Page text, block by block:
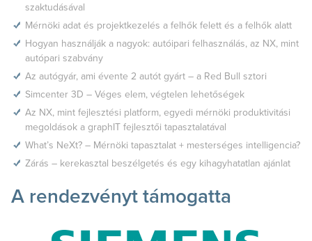
szaktudásával
Mérnöki adat és projektkezelés a felhők felett és a felhők alatt
Hogyan használják a nagyok: autóipari felhasználás, az NX, mint
autópari szabvány
Az autógyár, ami évente 2 autót gyárt – a Red Bull sztori
Simcenter 3D – Véges elem, végtelen lehetőségek
Az NX, mint fejlesztési platform, egyedi mérnöki produktivitási
megoldások a graphIT fejlesztői tapasztalatával
What’s NeXt? – Mérnöki tapasztalat + mesterséges intelligencia?
Zárás – kerekasztal beszélgetés és egy kihagyhatatlan ajánlat
A rendezvényt támogatta